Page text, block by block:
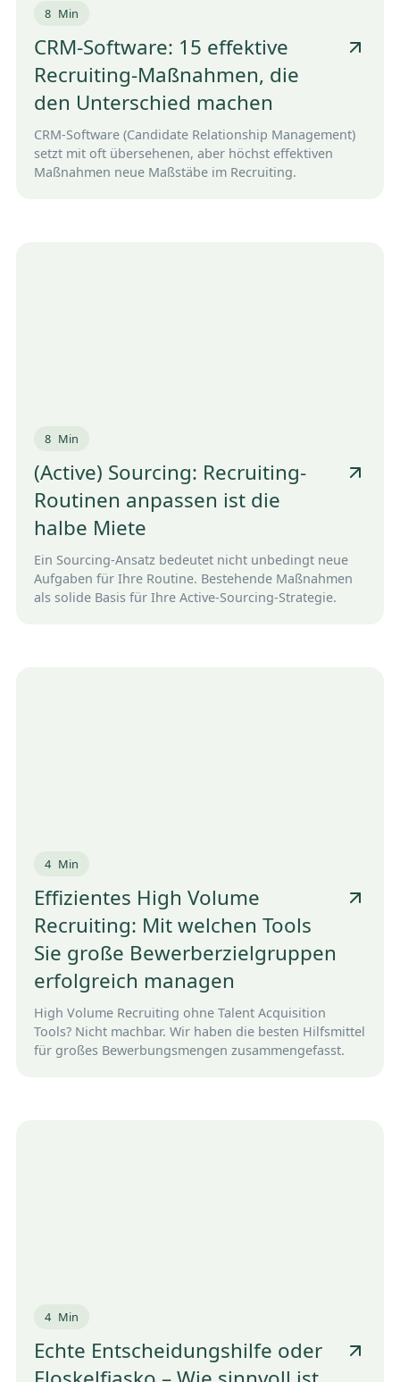
8 Min
CRM-Software: 15 effektive
Recruiting-Maßnahmen, die
den Unterschied machen
CRM-Software (Candidate Relationship Management)
setzt mit oft übersehenen, aber höchst effektiven
Maßnahmen neue Maßstäbe im Recruiting.
8 Min
(Active) Sourcing: Recruiting-
Routinen anpassen ist die
halbe Miete
Ein Sourcing-Ansatz bedeutet nicht unbedingt neue
Aufgaben für Ihre Routine. Bestehende Maßnahmen
als solide Basis für Ihre Active-Sourcing-Strategie.
4 Min
Effizientes High Volume
Recruiting: Mit welchen Tools
Sie große Bewerberzielgruppen
erfolgreich managen
High Volume Recruiting ohne Talent Acquisition
Tools? Nicht machbar. Wir haben die besten Hilfsmittel
für großes Bewerbungsmengen zusammengefasst.
4 Min
Echte Entscheidungshilfe oder